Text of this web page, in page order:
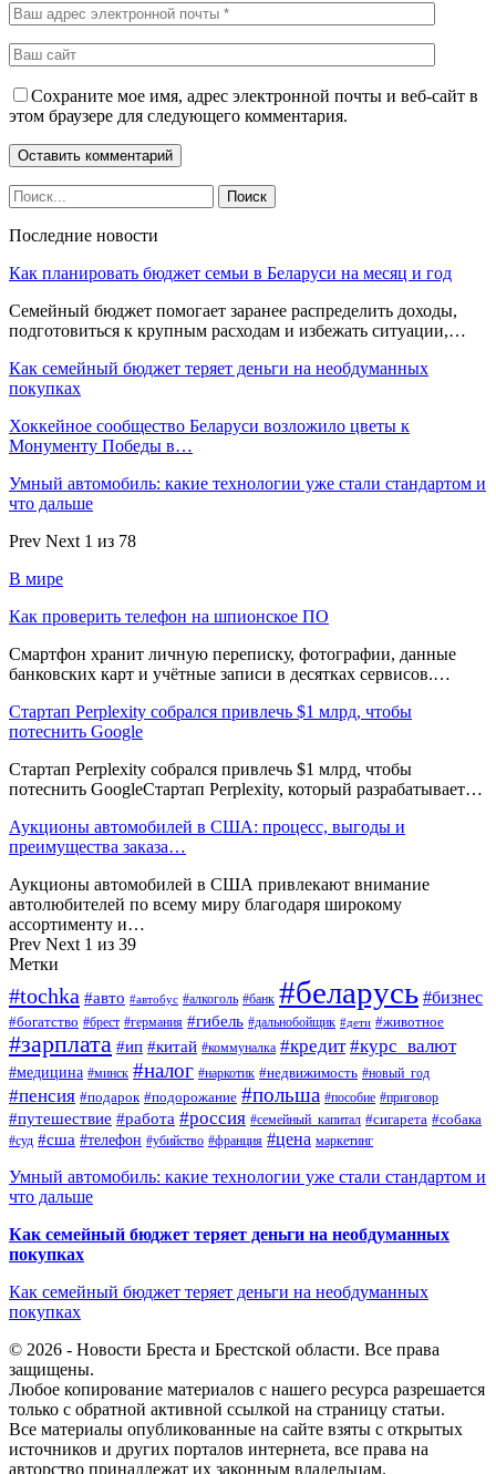
Сохраните мое имя, адрес электронной почты и веб-сайт в
этом браузере для следующего комментария.
Последние новости
Как планировать бюджет семьи в Беларуси на месяц и год
Семейный бюджет помогает заранее распределить доходы,
подготовиться к крупным расходам и избежать ситуации,…
Как семейный бюджет теряет деньги на необдуманных
покупках
Хоккейное сообщество Беларуси возложило цветы к
Монументу Победы в…
Умный автомобиль: какие технологии уже стали стандартом и
что дальше
Prev Next 1 из 78
В мире
Как проверить телефон на шпионское ПО
Смартфон хранит личную переписку, фотографии, данные
банковских карт и учётные записи в десятках сервисов.…
Стартап Perplexity собрался привлечь $1 млрд, чтобы
потеснить Google
Стартап Perplexity собрался привлечь $1 млрд, чтобы
потеснить GoogleСтартап Perplexity, который разрабатывает…
Аукционы автомобилей в США: процесс, выгоды и
преимущества заказа…
Аукционы автомобилей в США привлекают внимание
автолюбителей по всему миру благодаря широкому
ассортименту и…
Prev Next 1 из 39
Метки
#tochka #авто #автобус #алкоголь #банк #беларусь #бизнес
#богатство #брест #германия #гибель #дальнобойщик #дети #животное
#зарплата #ип #китай #коммуналка #кредит #курс_валют
#медицина #минск #налог #наркотик #недвижимость #новый_год
#пенсия #подарок #подорожание #польша #пособие #приговор
#путешествие #работа #россия #семейный_капитал #сигарета #собака
#суд #сша #телефон #убийство #франция #цена маркетинг
Умный автомобиль: какие технологии уже стали стандартом и
что дальше
Как семейный бюджет теряет деньги на необдуманных
покупках
Как семейный бюджет теряет деньги на необдуманных
покупках
© 2026 - Новости Бреста и Брестской области. Все права
защищены.
Любое копирование материалов с нашего ресурса разрешается
только с обратной активной ссылкой на страницу статьи.
Все материалы опубликованные на сайте взяты с открытых
источников и других порталов интернета, все права на
авторство принадлежат их законным владельцам.